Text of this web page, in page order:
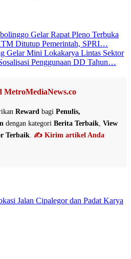
Gelar Rapat Pleno Terbuka
Ditutup Pemerintah, SPRI…
Gelar Mini Lokakarya Lintas Sektor
Penggunaan DD Tahun…
MetroMediaNews.co
Reward bagi Penulis,
dengan kategori Berita Terbaik View
Terbaik ✍️ Kirim artikel Anda
Jalan Cipalegor dan Padat Karya